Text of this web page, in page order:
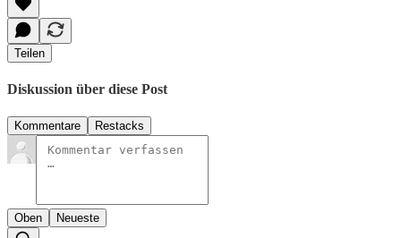
Teilen
Diskussion über diese Post
Kommentare Restacks
Oben Neueste